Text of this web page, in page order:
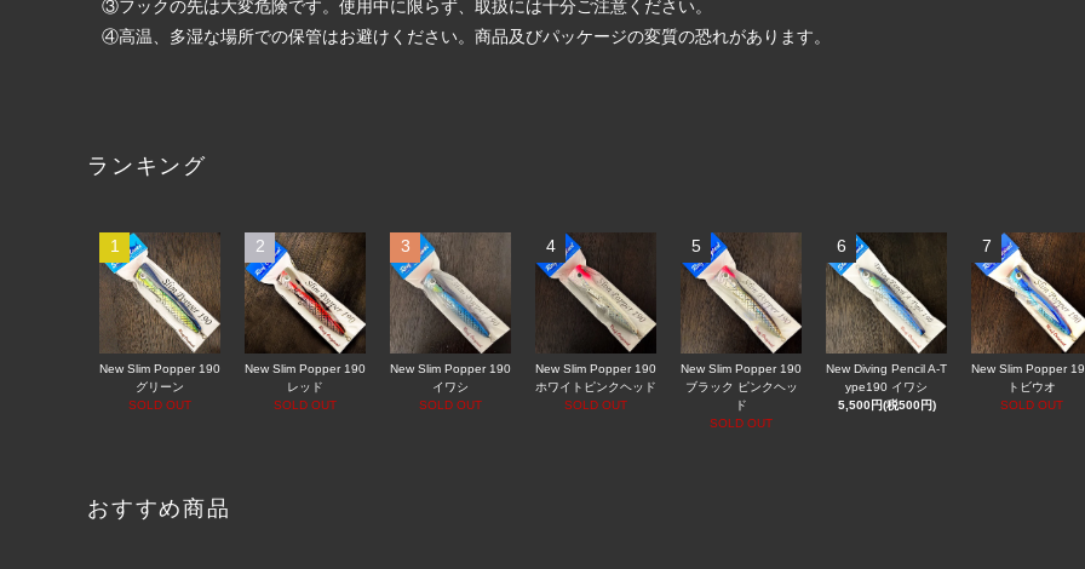
③フックの先は大変危険です。使用中に限らず、取扱には十分ご注意ください。
④高温、多湿な場所での保管はお避けください。商品及びパッケージの変質の恐れがあります。
ランキング
1
New Slim Popper 190
グリーン
SOLD OUT
2
New Slim Popper 190
レッド
SOLD OUT
3
New Slim Popper 190
イワシ
SOLD OUT
4
New Slim Popper 190
ホワイトピンクヘッド
SOLD OUT
5
New Slim Popper 190
ブラック ピンクヘッ
ド
SOLD OUT
6
New Diving Pencil A-T
ype190 イワシ
5,500円(税500円)
7
New Slim Popper
トビウオ
SOLD OUT
おすすめ商品